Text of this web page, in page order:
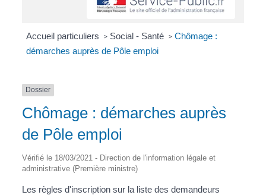
Accueil particuliers > Social - Santé > Chômage :
démarches auprès de Pôle emploi
Dossier
Chômage : démarches auprès
de Pôle emploi
Vérifié le 18/03/2021 - Direction de l'information légale et
administrative (Première ministre)
Les règles d'inscription sur la liste des demandeurs